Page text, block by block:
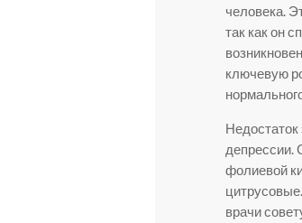
человека.
так как он
ключевую
Недостаток
депрессии.
фолиевой
врачи